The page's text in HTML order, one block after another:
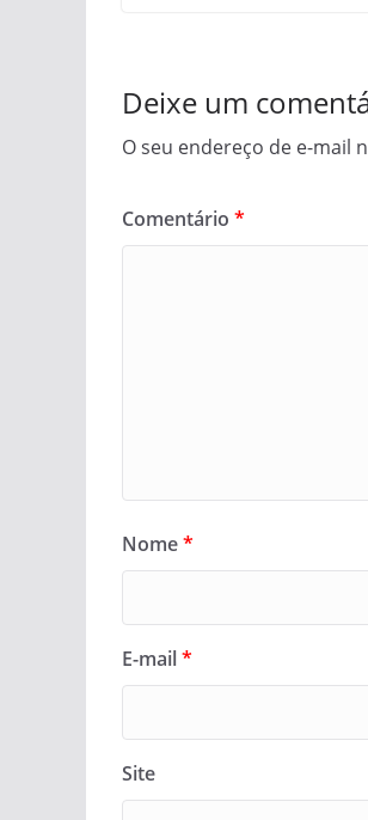
Deixe um
O seu endereço de e-mail
Comentário *
Nome*
E-mail*
Site